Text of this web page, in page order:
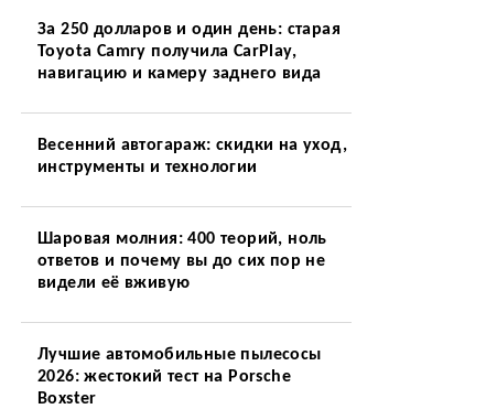
За 250 долларов и один день: старая
Toyota Camry получила CarPlay,
навигацию и камеру заднего вида
Весенний автогараж: скидки на уход,
инструменты и технологии
Шаровая молния: 400 теорий, ноль
ответов и почему вы до сих пор не
видели её вживую
Лучшие автомобильные пылесосы
2026: жестокий тест на Porsche
Boxster